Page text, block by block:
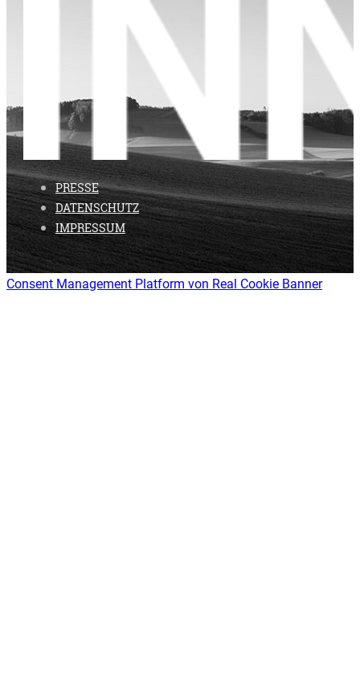
PRESSE
DATENSCHUTZ
IMPRESSUM
Consent Management Platform von Real Cookie Banner